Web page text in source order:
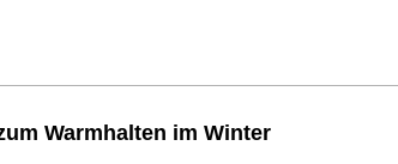
Warmhalten im Winter